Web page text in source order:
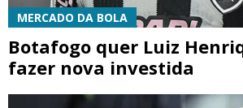
MERCADO DA BOLA
Botafogo quer Luiz
fazer nova investida